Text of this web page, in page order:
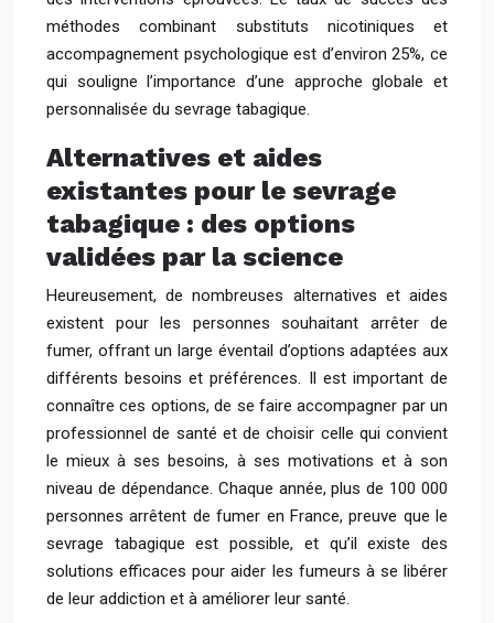
méthodes combinant substituts nicotiniques et
accompagnement psychologique est d’environ 25%, ce
qui souligne l’importance d’une approche globale et
personnalisée du sevrage tabagique.
Alternatives et aides
existantes pour le sevrage
tabagique : des options
validées par la science
Heureusement, de nombreuses alternatives et aides
existent pour les personnes souhaitant arrêter de
fumer, offrant un large éventail d’options adaptées aux
différents besoins et préférences. Il est important de
connaître ces options, de se faire accompagner par un
professionnel de santé et de choisir celle qui convient
le mieux à ses besoins, à ses motivations et à son
niveau de dépendance. Chaque année, plus de 100 000
personnes arrêtent de fumer en France, preuve que le
sevrage tabagique est possible, et qu’il existe des
solutions efficaces pour aider les fumeurs à se libérer
de leur addiction et à améliorer leur santé.